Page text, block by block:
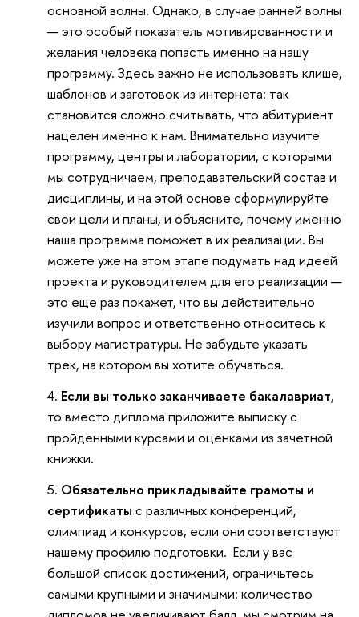
основной волны. Однако, в случае ранней волны
— это особый показатель мотивированности и
желания человека попасть именно на нашу
программу. Здесь важно не использовать клише,
шаблонов и заготовок из интернета: так
становится сложно считывать, что абитуриент
нацелен именно к нам. Внимательно изучите
программу, центры и лаборатории, с которыми
мы сотрудничаем, преподавательский состав и
дисциплины, и на этой основе сформулируйте
свои цели и планы, и объясните, почему именно
наша программа поможет в их реализации. Вы
можете уже на этом этапе подумать над идеей
проекта и руководителем для его реализации —
это еще раз покажет, что вы действительно
изучили вопрос и ответственно относитесь к
выбору магистратуры. Не забудьте указать
трек, на котором вы хотите обучаться.
Если вы только заканчиваете бакалавриат,
то вместо диплома приложите выписку с
пройденными курсами и оценками из зачетной
книжки.
Обязательно прикладывайте грамоты и
сертификаты с различных конференций,
олимпиад и конкурсов, если они соответствуют
нашему профилю подготовки. Если у вас
большой список достижений, ограничьтесь
самыми крупными и значимыми: количество